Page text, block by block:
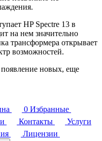
HP Spectre 13 в
на нем значительно
трансформера открывает
возможностей.
новых, еще
0 Избранные
Контакты
Услуги
Лицензии